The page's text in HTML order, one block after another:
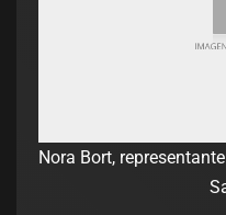
Nora Bort,